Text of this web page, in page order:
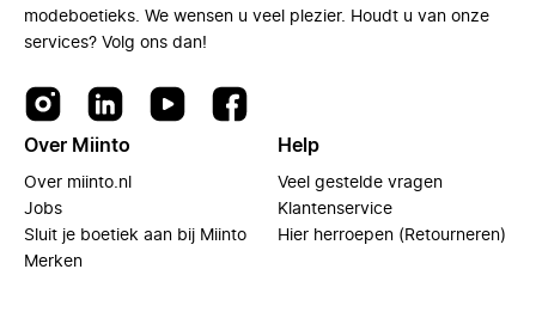
modeboetieks. We wensen u veel plezier. Houdt u van onze
services? Volg ons dan!
Over Miinto
Over miinto.nl
Jobs
Sluit je boetiek aan bij Miinto
Merken
Help
Veel gestelde vragen
Klantenservice
Hier herroepen (Retourneren)